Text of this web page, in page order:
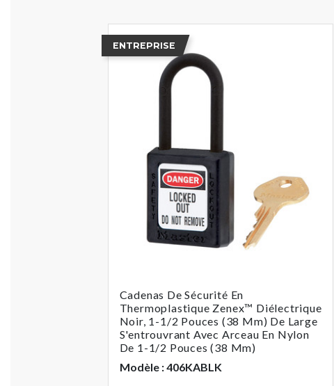
ENTREPRISE
Cadenas De Sécurité En
Thermoplastique Zenex™ Diélectrique
Noir, 1-1/2 Pouces (38 Mm) De Large
S'entrouvrant Avec Arceau En Nylon
De 1-1/2 Pouces (38 Mm)
Modèle : 406KABLK